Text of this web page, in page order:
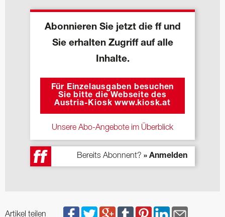
Abonnieren Sie jetzt die ff und
Sie erhalten Zugriff auf alle
Inhalte.
Für Einzelausgaben besuchen
Sie bitte die Webseite des
Austria-Kiosk www.kiosk.at
Unsere Abo-Angebote im Überblick
Bereits Abonnent? » Anmelden
Artikel teilen